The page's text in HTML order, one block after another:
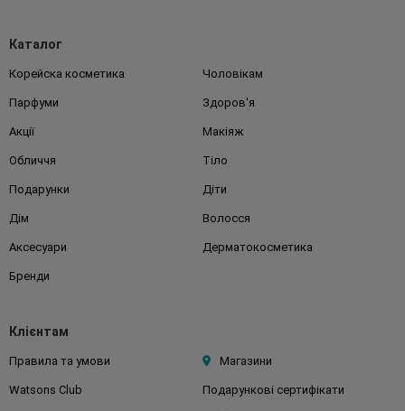
Каталог
Корейска косметика Чоловікам
Парфуми Здоров'я
Акції Макіяж
Обличчя Тіло
Подарунки Діти
Дім Волосся
Аксесуари Дерматокосметика
Бренди
Клієнтам
Правила та умови Магазини
Watsons Club Подарункові сертифікати